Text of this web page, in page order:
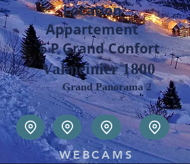
Location
Appartement
6 P Grand Confort
Valmeinier 1800
Grand Panorama 2
WEBCAMS